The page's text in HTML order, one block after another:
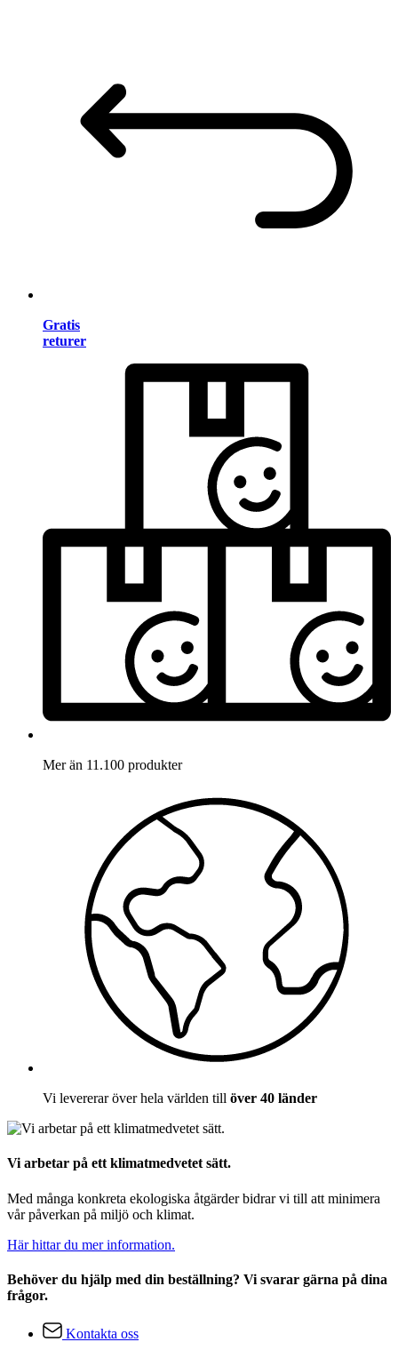
Gratis
returer
Mer än 11.100 produkter
Vi levererar över hela världen till över 40 länder
Vi arbetar på ett klimatmedvetet sätt.
Med många konkreta ekologiska åtgärder bidrar vi till att minimera
vår påverkan på miljö och klimat.
Här hittar du mer information.
Behöver du hjälp med din beställning? Vi svarar gärna på dina
frågor.
Kontakta oss